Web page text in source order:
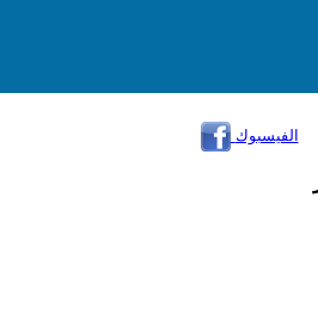
الفيسبوك